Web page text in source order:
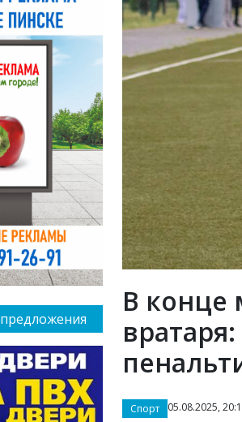
В конце
Спорт 05.08.2025,